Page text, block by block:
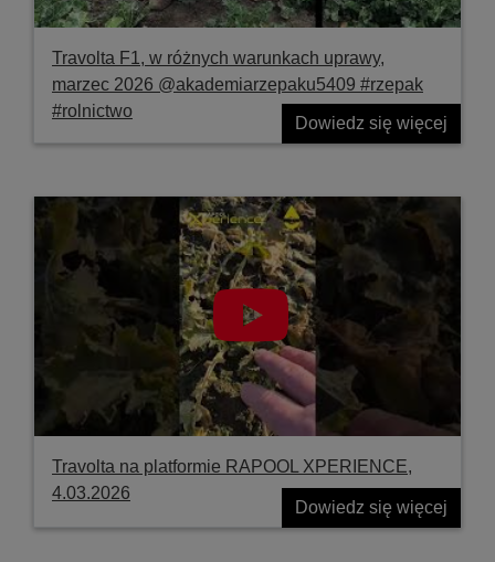
Travolta F1, w różnych warunkach uprawy,
marzec 2026 @akademiarzepaku5409 #rzepak
#rolnictwo
Dowiedz się więcej
Travolta na platformie RAPOOL XPERIENCE,
4.03.2026
Dowiedz się więcej